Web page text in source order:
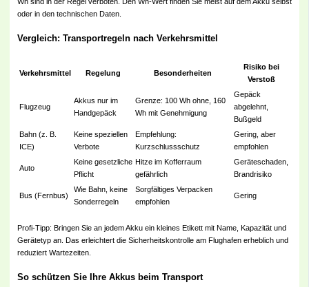
oder in den technischen Daten.
Vergleich: Transportregeln nach Verkehrsmittel
Verkehrsmittel Regelung Besonderheiten
Risiko bei
Verstoß
Flugzeug
Akkus nur im
Handgepäck
Grenze: 100 Wh ohne, 160
Wh mit Genehmigung
Gepäck
abgelehnt,
Bußgeld
Bahn (z. B.
ICE)
Keine speziellen
Verbote
Empfehlung:
Kurzschlussschutz
Gering, aber
empfohlen
Auto
Keine gesetzliche
Pflicht
Hitze im Kofferraum
gefährlich
Geräteschaden,
Brandrisiko
Bus (Fernbus)
Wie Bahn, keine
Sonderregeln
Sorgfältiges Verpacken
empfohlen
Gering
Profi-Tipp: Bringen Sie an jedem Akku ein kleines Etikett mit Name, Kapazität und
Gerätetyp an. Das erleichtert die Sicherheitskontrolle am Flughafen erheblich und
reduziert Wartezeiten.
So schützen Sie Ihre Akkus beim Transport